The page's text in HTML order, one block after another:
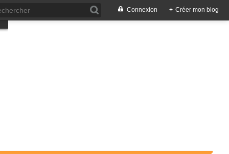
Connexion + Créer mon blog